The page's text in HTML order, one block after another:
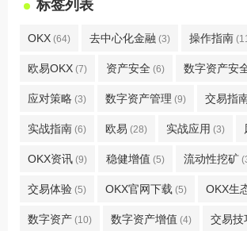
标签列表
OKX (64) 去中心化金融 (3) 操作指南
欧易OKX (7) 资产安全 (6) 数字资产安
应对策略 (3) 数字资产管理 (9) 交易指
实战指南 (6) 欧易 (28) 实战应用 (3)
OKX资讯 (9) 稳健增值 (5) 流动性挖矿
交易体验 (5) OKX官网下载 (5) OKX生
数字资产 (10) 数字资产增值 (4) 交易技